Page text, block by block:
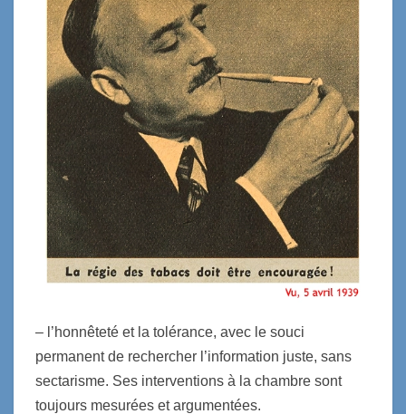
– l’honnêteté et la tolérance, avec le souci
permanent de rechercher l’information juste, sans
sectarisme. Ses interventions à la chambre sont
toujours mesurées et argumentées.